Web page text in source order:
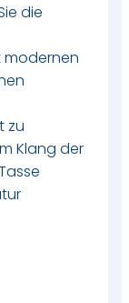
die
modernen
zu
Klang der